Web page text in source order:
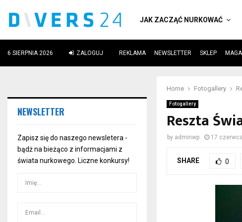
JAK ZACZĄĆ NURKOWAĆ
6 SIERPNIA 2026 ZALOGUJ REKLAMA NEWSLETTER SKLEP
Home Fotogallery
Fotogallery
Reszta
by adminwp 17
SHARE 0
NEWSLETTER
Zapisz się do naszego newsletera -
bądż na bieżąco z informacjami z
świata nurkowego. Liczne konkursy!